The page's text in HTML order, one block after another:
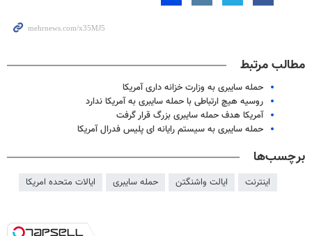
مطالب مرتبط
حمله سایبری به وزارت خزانه داری آمریکا
روسیه هیچ ارتباطی با حمله سایبری به آمریکا ندارد
آمریکا هدف حمله سایبری بزرگ قرار گرفت
حمله سایبری به سیستم رایانه ای پلیس فدرال آمریکا
برچسب‌ها
اینترنت ایالت واشنگتن حمله سایبری ایالات متحده امریکا